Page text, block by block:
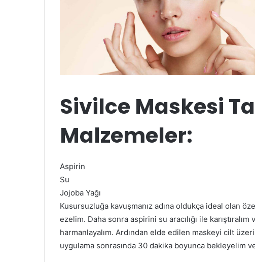
Sivilce Maskesi
Malzemeler:
Aspirin
Su
Jojoba Yağı
Kusursuzluğa kavuşmanız adına oldukça ideal olan
ezelim. Daha sonra aspirini su aracılığı ile
harmanlayalım. Ardından elde edilen maskeyi cilt
uygulama sonrasında 30 dakika boyunca bekleyelim